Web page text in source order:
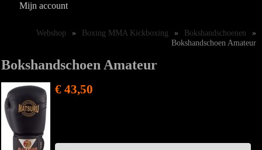
Mijn account
Webshop » Boxing MMA Kickboxing » Bokshandschoenen
»
Bokshandschoen Amateur
Bokshandschoen Amateur
€ 43,50